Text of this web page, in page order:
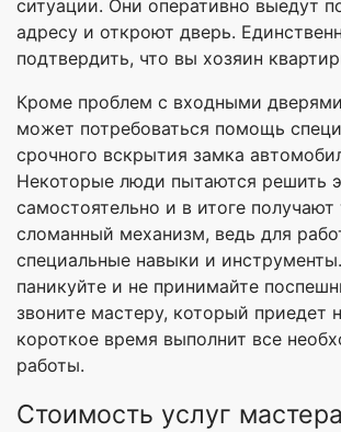
ситуации. Они оперативно выедут
адресу и откроют дверь.
подтвердить, что вы хозяин
Кроме проблем с входными
может потребоваться помощь
срочного вскрытия замка
Некоторые люди пытаются решить
самостоятельно и в итоге получают
сломанный механизм, ведь для
специальные навыки и
паникуйте и не принимайте
звоните мастеру, который приедет
короткое время выполнит все
работы.
Стоимость услуг мастера